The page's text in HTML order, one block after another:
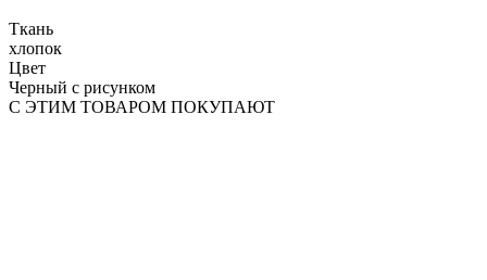
Ткань
хлопок
Цвет
Черный с рисунком
С ЭТИМ ТОВАРОМ ПОКУПАЮТ